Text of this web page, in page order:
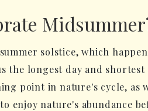
solstice, which
the longest day and
point in nature's cycle,
enjoy nature's abundance